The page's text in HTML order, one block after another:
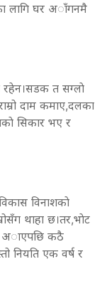
लागि घर अाँगनमै
रहेन।सडक त सग्लाे
दाम कमाए,दलका
सिकार भए र
विनाशकाे
थाहा छ।तर,भाेट
अाएपछि कठै
नियति एक वर्ष र